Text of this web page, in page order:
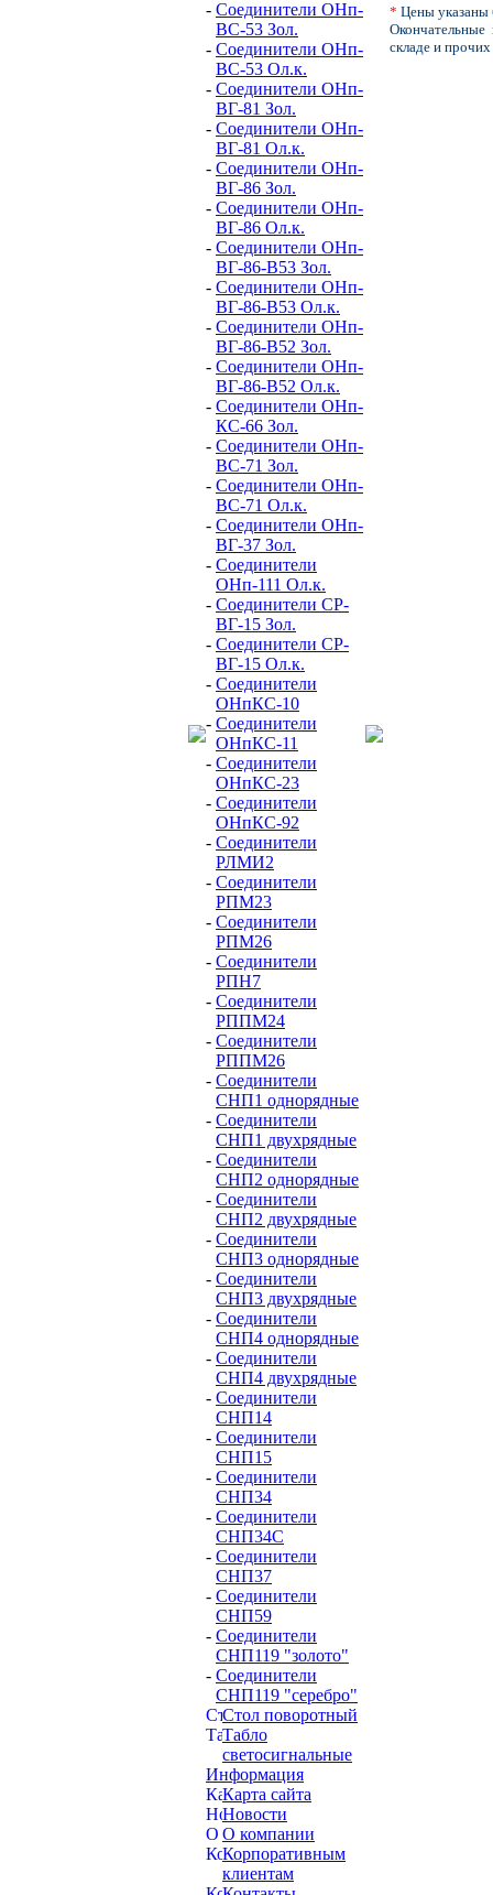
- Соединители ОНп-
ВС-53 Зол.
- Соединители ОНп-
ВС-53 Ол.к.
- Соединители ОНп-
ВГ-81 Зол.
- Соединители ОНп-
ВГ-81 Ол.к.
- Соединители ОНп-
ВГ-86 Зол.
- Соединители ОНп-
ВГ-86 Ол.к.
- Соединители ОНп-
ВГ-86-В53 Зол.
- Соединители ОНп-
ВГ-86-В53 Ол.к.
- Соединители ОНп-
ВГ-86-В52 Зол.
- Соединители ОНп-
ВГ-86-В52 Ол.к.
- Соединители ОНп-
КС-66 Зол.
- Соединители ОНп-
ВС-71 Зол.
- Соединители ОНп-
ВС-71 Ол.к.
- Соединители ОНп-
ВГ-37 Зол.
- Соединители
ОНп-111 Ол.к.
- Соединители СР-
ВГ-15 Зол.
- Соединители СР-
ВГ-15 Ол.к.
- Соединители
ОНпКС-10
- Соединители
ОНпКС-11
- Соединители
ОНпКС-23
- Соединители
ОНпКС-92
- Соединители
РЛМИ2
- Соединители
РПМ23
- Соединители
РПМ26
- Соединители
РПН7
- Соединители
РППМ24
- Соединители
РППМ26
- Соединители
СНП1 однорядные
- Соединители
СНП1 двухрядные
- Соединители
СНП2 однорядные
- Соединители
СНП2 двухрядные
- Соединители
СНП3 однорядные
- Соединители
СНП3 двухрядные
- Соединители
СНП4 однорядные
- Соединители
СНП4 двухрядные
- Соединители
СНП14
- Соединители
СНП15
- Соединители
СНП34
- Соединители
СНП34С
- Соединители
СНП37
- Соединители
СНП59
- Соединители
СНП119 "золото"
- Соединители
СНП119 "серебро"
Стол поворотный
Табло
светосигнальные
Информация
Карта сайта
Новости
О компании
Корпоративным
клиентам
* Цены
Окончательные
складе и